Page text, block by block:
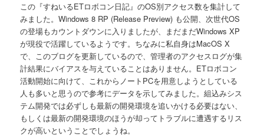
この『すねいるETロボコン日記』のOS別アクセス数を集計して
みました。Windows 8 RP (Release Preview) も公開、次世代OS
の登場もカウントダウンに入りましたが、まだまだWindows XP
が現役で活躍しているようです。ちなみに私自身はMacOS X
で、このブログを更新しているので、管理者のアクセスログが集
計結果にバイアスを与えていることはありません。ETロボコン
活動開始に向けて、これからノートPCを用意しようとしている
人も多いと思うので参考にデータを示してみました。組込みシス
テム開発では必ずしも最新の開発環境を追いかける必要はない、
もしくは最新の開発環境のほうが却ってトラブルに遭遇するリス
クが高いということでしょうね。